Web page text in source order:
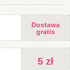
Dostawa
gratis
5 zł